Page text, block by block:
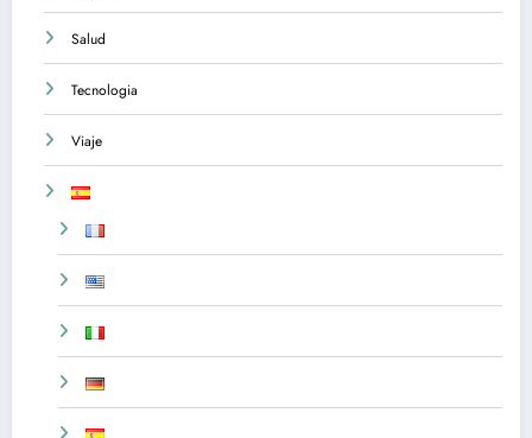
Salud
Tecnologia
Viaje